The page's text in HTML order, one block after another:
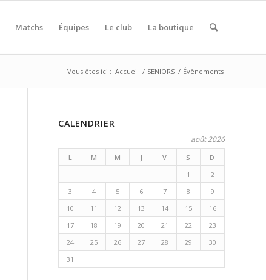
Matchs Équipes Le club La boutique
Vous êtes ici : Accueil / SENIORS / Évènements
CALENDRIER
août 2026
L M M J V S
D
1
2
3
4 5 6 7 8
9
10
11 12 13 14 15
16
17
18 19 20 21 22
23
24
25 26 27 28 29
30
31